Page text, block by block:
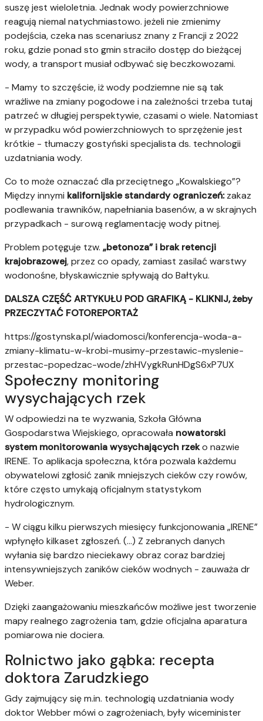
suszę jest wieloletnia. Jednak wody powierzchniowe
reagują niemal natychmiastowo. jeżeli nie zmienimy
podejścia, czeka nas scenariusz znany z Francji z 2022
roku, gdzie ponad sto gmin straciło dostęp do bieżącej
wody, a transport musiał odbywać się beczkowozami.
- Mamy to szczęście, iż wody podziemne nie są tak
wrażliwe na zmiany pogodowe i na zależności trzeba tutaj
patrzeć w długiej perspektywie, czasami o wiele. Natomiast
w przypadku wód powierzchniowych to sprzężenie jest
krótkie - tłumaczy gostyński specjalista ds. technologii
uzdatniania wody.
Co to może oznaczać dla przeciętnego „Kowalskiego”?
Między innymi kalifornijskie standardy ograniczeń:zakaz
podlewania trawników, napełniania basenów, a w skrajnych
przypadkach - surową reglamentację wody pitnej.
Problem potęguje tzw. „betonoza” i brak retencji
krajobrazowej, przez co opady, zamiast zasilać warstwy
wodonośne, błyskawicznie spływają do Bałtyku.
DALSZA CZĘŚĆ ARTYKUŁU POD GRAFIKĄ - KLIKNIJ, żeby
PRZECZYTAĆ FOTOREPORTAŻ
https://gostynska.pl/wiadomosci/konferencja-woda-a-
zmiany-klimatu-w-krobi-musimy-przestawic-myslenie-
przestac-popedzac-wode/zhHVygkRunHDgS6xP7UX
Społeczny monitoring
wysychających rzek
W odpowiedzi na te wyzwania, Szkoła Główna
Gospodarstwa Wiejskiego, opracowała nowatorski
system monitorowania wysychających rzeko nazwie
IRENE. To aplikacja społeczna, która pozwala każdemu
obywatelowi zgłosić zanik mniejszych cieków czy rowów,
które często umykają oficjalnym statystykom
hydrologicznym.
- W ciągu kilku pierwszych miesięcy funkcjonowania „IRENE”
wpłynęło kilkaset zgłoszeń. (...) Z zebranych danych
wyłania się bardzo nieciekawy obraz coraz bardziej
intensywniejszych zaników cieków wodnych - zauważa dr
Weber.
Dzięki zaangażowaniu mieszkańców możliwe jest tworzenie
mapy realnego zagrożenia tam, gdzie oficjalna aparatura
pomiarowa nie dociera.
Rolnictwo jako gąbka: recepta
doktora Zarudzkiego
Gdy zajmujący się m.in. technologią uzdatniania wody
doktor Webber mówi o zagrożeniach, były wiceminister